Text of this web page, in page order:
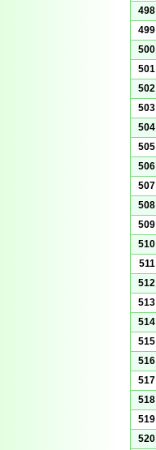
498
499
500
501
502
503
504
505
506
507
508
509
510
511
512
513
514
515
516
517
518
519
520